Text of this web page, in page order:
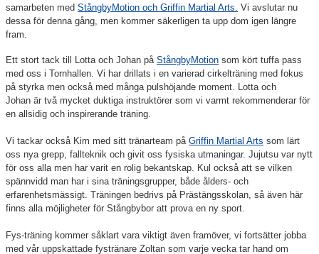
samarbeten med StångbyMotion och Griffin Martial Arts. Vi avslutar nu
dessa för denna gång, men kommer säkerligen ta upp dom igen längre
fram.
Ett stort tack till Lotta och Johan på StångbyMotion som kört tuffa pass
med oss i Tornhallen. Vi har drillats i en varierad cirkelträning med fokus
på styrka men också med många pulshöjande moment. Lotta och
Johan är två mycket duktiga instruktörer som vi varmt rekommenderar för
en allsidig och inspirerande träning.
Vi tackar också Kim med sitt tränarteam på Griffin Martial Arts som lärt
oss nya grepp, fallteknik och givit oss fysiska utmaningar. Jujutsu var nytt
för oss alla men har varit en rolig bekantskap. Kul också att se vilken
spännvidd man har i sina träningsgrupper, både ålders- och
erfarenhetsmässigt. Träningen bedrivs på Prästängsskolan, så även här
finns alla möjligheter för Stångbybor att prova en ny sport.
Fys-träning kommer såklart vara viktigt även framöver, vi fortsätter jobba
med vår uppskattade fystränare Zoltan som varje vecka tar hand om